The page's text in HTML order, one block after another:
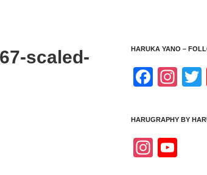
scaled-
HARUKA YANO –
F
c
e
b
In
a
gr
a
HARUGRAPHY BY
In